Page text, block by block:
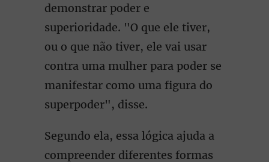
demonstrar poder e
superioridade. "O que ele tiver,
ou o que não tiver, ele vai usar
contra uma mulher para poder se
manifestar como uma figura do
superpoder", disse.
Segundo ela, essa lógica ajuda a
compreender diferentes formas